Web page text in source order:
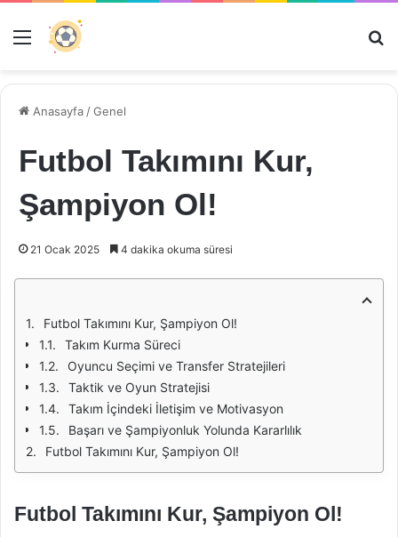
Menü
Anasayfa /Genel
Futbol Takımını Kur,
Şampiyon Ol!
21 Ocak 2025 4 dakika okuma süresi
Futbol Takımını Kur, Şampiyon Ol!
Takım Kurma Süreci
Oyuncu Seçimi ve Transfer Stratejileri
Taktik ve Oyun Stratejisi
Takım İçindeki İletişim ve Motivasyon
Başarı ve Şampiyonluk Yolunda Kararlılık
Futbol Takımını Kur, Şampiyon Ol!
Futbol Takımını Kur, Şampiyon Ol!